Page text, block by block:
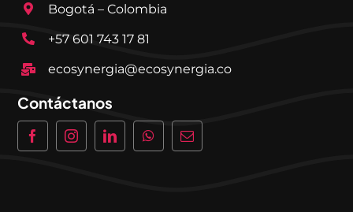
Bogotá – Colombia
+57 601 743 17 81
ecosynergia@ecosynergia.co
Contáctanos